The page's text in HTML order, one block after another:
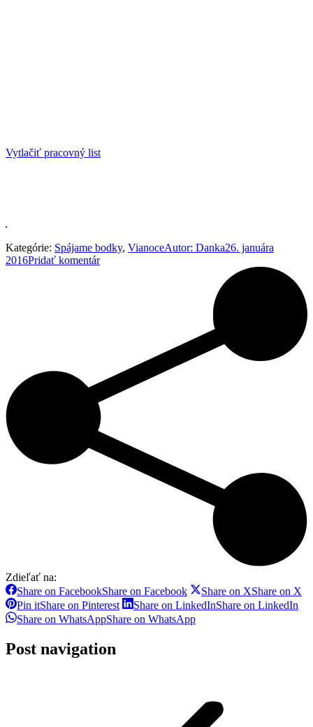
Vytlačiť pracovný list
Kategórie: Spájame bodky, VianoceAutor: Danka26. januára
2016Pridať komentár
Zdieľať na:
Share on FacebookShare on Facebook Share on XShare on X
Pin itShare on Pinterest Share on LinkedInShare on LinkedIn
Share on WhatsAppShare on WhatsApp
Post navigation